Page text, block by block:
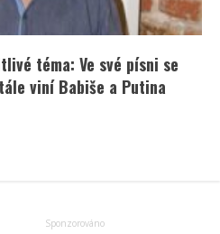
téma: Ve své písni se
viní Babiše a Putina